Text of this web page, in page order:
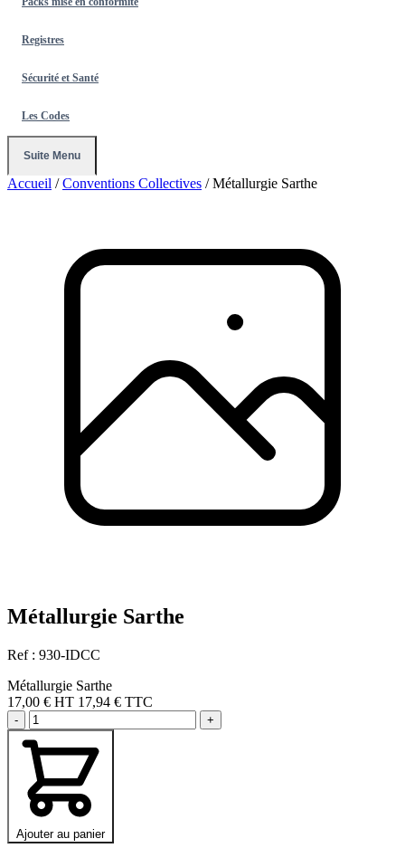
Registres
Sécurité et Santé
Les Codes
Suite Menu
Accueil / Conventions Collectives / Métallurgie Sarthe
Métallurgie Sarthe
Ref : 930-IDCC
Métallurgie Sarthe
17,00 € HT 17,94 € TTC
- +
Ajouter au panier